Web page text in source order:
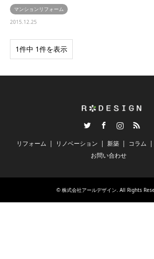
マンションリフォーム
2015.12.25
1件中 1件を表示
InstagramRSS
リフォーム リノベーション 新築 コラム
お問い合わせ
© 株式会社アールデザイン . All Rights